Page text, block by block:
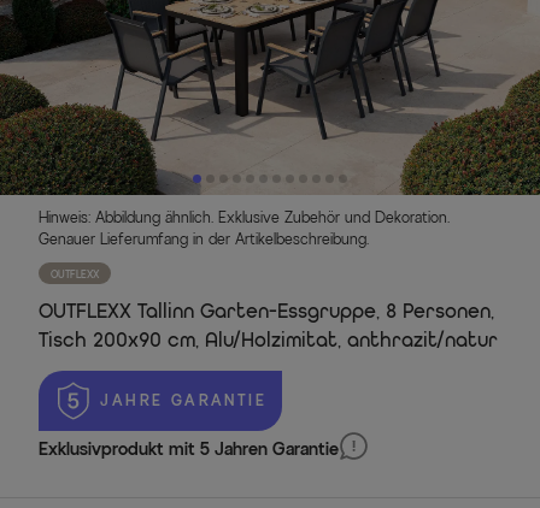
Hinweis: Abbildung ähnlich. Exklusive Zubehör und Dekoration.
Genauer Lieferumfang in der Artikelbeschreibung.
OUTFLEXX
OUTFLEXX Tallinn Garten-Essgruppe, 8 Personen,
Tisch 200x90 cm, Alu/Holzimitat, anthrazit/natur
JAHRE GARANTIE
Exklusivprodukt mit 5 Jahren Garantie